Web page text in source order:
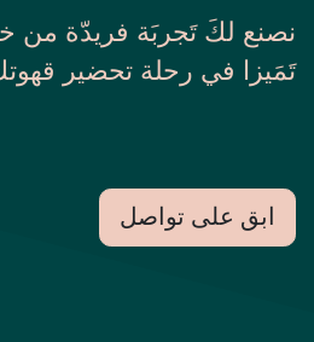
نصنع لكَ تَجربَة فريدّة من
تَمَيزا في رحلة تحضير
ابق على تواصل